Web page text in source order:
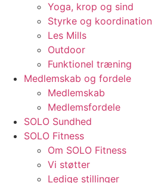
Yoga, krop og sind
Styrke og koordination
Les Mills
Outdoor
Funktionel træning
Medlemskab og fordele
Medlemskab
Medlemsfordele
SOLO Sundhed
SOLO Fitness
Om SOLO Fitness
Vi støtter
Ledige stillinger